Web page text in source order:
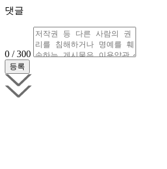
댓글
0 / 300